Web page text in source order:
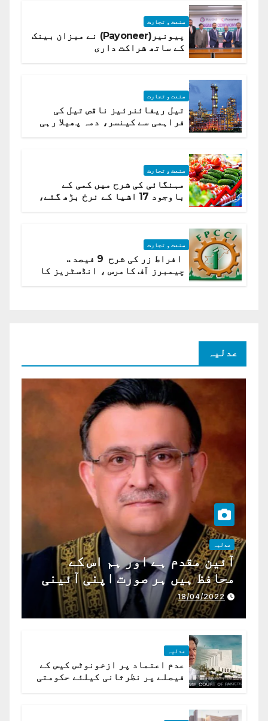
صنعت و تجارت
پیونیر(Payoneer) نے میزان بینک
کے ساتھ شراکت داری
صنعت و تجارت
تیل ریفائنرئیز ناقص تیل کی
فراہمی سے کینسر، دمہ پھیلا رہی
صنعت و تجارت
مہنگائی کی شرح میں کمی کے
باوجود 17 اشیا کے نرخ بڑھ گئے،
صنعت و تجارت
افراط زر کی شرح 9 فیصد ..
چیمبرز آف کامرس ، انڈسٹریز کا
عدلیہ
عدلیہ
آئین مقدم ہے اور ہم اس کے
محافظ ہیں ہر صورت اپنی آئینی
ذمہ داری ادا کرینگے ، چیف
جسٹس پاکستان
18/04/2022
عدلیہ
عدم اعتماد پر ازخونوٹس کیس کے
فیصلے پر نظرثانی کیلئے حکومتی